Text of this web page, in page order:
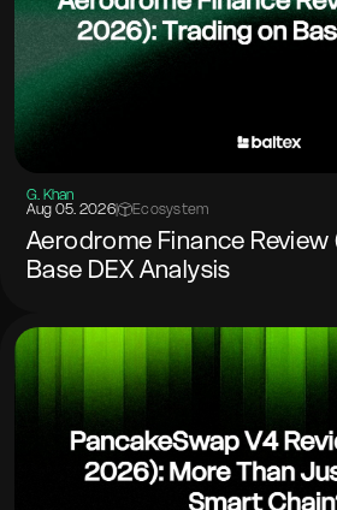
G. Khan
Aug 05. 2026| Ecosystem
Aerodrome Finance
Base DEX Analysis